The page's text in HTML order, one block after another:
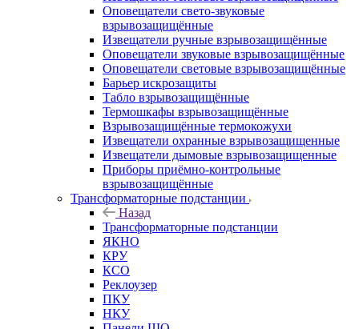
Оповещатели свето-звуковые
взрывозащищённые
Извещатели ручные взрывозащищённые
Оповещатели звуковые взрывозащищённые
Оповещатели световые взрывозащищённые
Барьер искрозащиты
Табло взрывозащищённые
Термошкафы взрывозащищённые
Взрывозащищённые термокожухи
Извещатели охранные взрывозащищенные
Извещатели дымовые взрывозащищенные
Приборы приёмно-контрольные
взрывозащищённые
Трансформаторные подстанции
Назад
Трансформаторные подстанции
ЯКНО
КРУ
КСО
Реклоузер
ПКУ
НКУ